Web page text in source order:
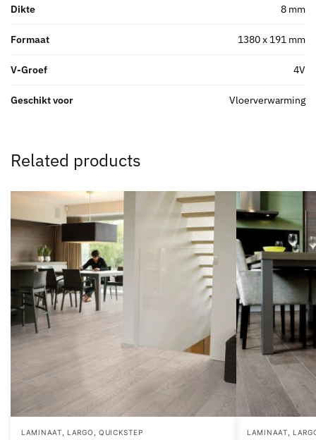
Dikte 8 mm
Formaat 1380 x 191 mm
V-Groef 4V
Geschikt voor Vloerverwarming
Related products
LAMINAAT, LARGO , QUICKSTEP LAMINAAT,